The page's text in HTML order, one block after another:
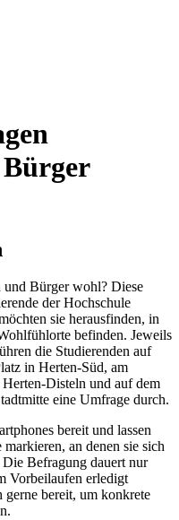
Bürger wohl? Diese
der Hochschule
sie herausfinden, in
befinden. Jeweils
die Studierenden auf
in Herten-Süd, am
Disteln und auf dem
eine Umfrage durch.
bereit und lassen
an denen sie sich
Befragung dauert nur
Vorbeilaufen erledigt
gerne bereit, um konkrete